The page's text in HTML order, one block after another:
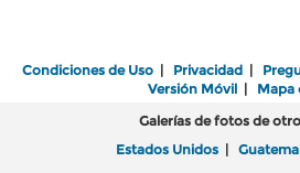
Condiciones de Uso | Privacidad |
Versión Móvil| Mapa
Galerías de fotos de
Estados Unidos |